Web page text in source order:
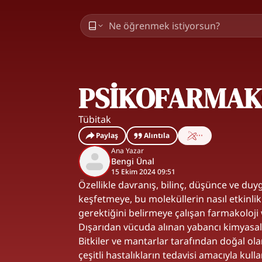
Tübitak
Paylaş
Alıntıla
Ana Yazar
Bengi Ünal
15 Ekim 2024 09:51
Özellikle davranış, bilinç, düşünce ve
keşfetmeye, bu moleküllerin nasıl
gerektiğini belirmeye çalışan
Dışarıdan vücuda alınan yabancı
Bitkiler ve mantarlar tarafından doğal
çeşitli hastalıkların tedavisi amacıyla